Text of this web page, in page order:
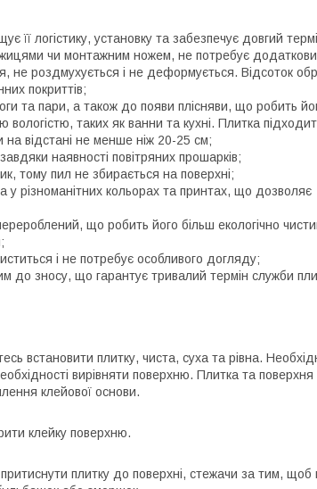
її логістику, установку та забезпечує довгий
чи монтажним ножем, не потребує
не роздмухується і не деформується. Відсоток
покриттів;
та пари, а також до появи плісняви, що робить
таких як ванни та кухні. Плитка
на відстані не менше ніж 20-25 см;
наявності повітряних прошарків;
тому пил не збирається на поверхні;
у різноманітних кольорах та принтах, що дозволяє
що робить його більш екологічно
і не потребує особливого догляду;
до зносу, що гарантує тривалий термін служби
встановити плитку, чиста, суха та рівна.
вирівняти поверхню. Плитка та поверхня
клейової основи.
клейку поверхню.
плитку до поверхні, стежачи за тим, щоб